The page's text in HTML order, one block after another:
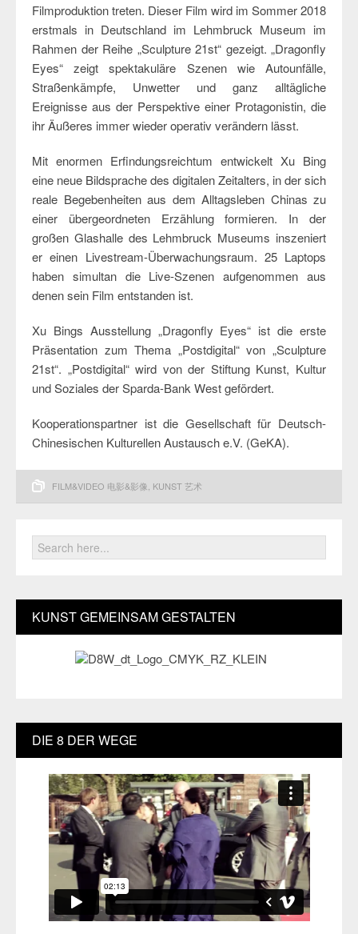
Filmproduktion treten. Dieser Film wird im Sommer 2018
erstmals in Deutschland im Lehmbruck Museum im
Rahmen der Reihe „Sculpture 21st“ gezeigt. „Dragonfly
Eyes“ zeigt spektakuläre Szenen wie Autounfälle,
Straßenkämpfe, Unwetter und ganz alltägliche
Ereignisse aus der Perspektive einer Protagonistin, die
ihr Äußeres immer wieder operativ verändern lässt.
Mit enormen Erfindungsreichtum entwickelt Xu Bing
eine neue Bildsprache des digitalen Zeitalters, in der sich
reale Begebenheiten aus dem Alltagsleben Chinas zu
einer übergeordneten Erzählung formieren. In der
großen Glashalle des Lehmbruck Museums inszeniert
er einen Livestream-Überwachungsraum. 25 Laptops
haben simultan die Live-Szenen aufgenommen aus
denen sein Film entstanden ist.
Xu Bings Ausstellung „Dragonfly Eyes“ ist die erste
Präsentation zum Thema „Postdigital“ von „Sculpture
21st“. „Postdigital“ wird von der Stiftung Kunst, Kultur
und Soziales der Sparda-Bank West gefördert.
Kooperationspartner ist die Gesellschaft für Deutsch-
Chinesischen Kulturellen Austausch e.V. (GeKA).
FILM&VIDEO 电影&影像 KUNST 艺术
KUNST GEMEINSAM GESTALTEN
DIE 8 DER WEGE